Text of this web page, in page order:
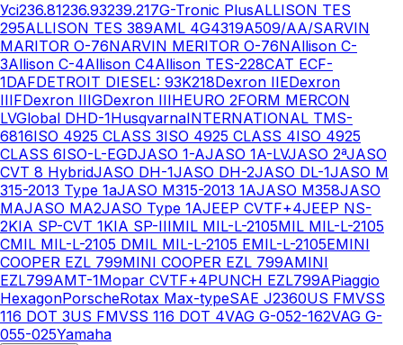
Усі236.81236.93239.217G-Tronic PlusALLISON TES
295ALLISON TES 389AML 4G4319A509/AA/SARVIN
MARITOR O-76NARVIN MERITOR O-76NAllison C-
3Allison C-4Allison C4Allison TES-228CAT ECF-
1DAFDETROIT DIESEL: 93K218Dexron IIEDexron
IIIFDexron IIIGDexron IIIHEURO 2FORM MERCON
LVGlobal DHD-1HusqvarnaINTERNATIONAL TMS-
6816ISO 4925 CLASS 3ISO 4925 CLASS 4ISO 4925
CLASS 6ISO-L-EGDJASO 1-AJASO 1A-LVJASO 2ªJASO
CVT 8 HybridJASO DH-1JASO DH-2JASO DL-1JASO M
315-2013 Type 1aJASO M315-2013 1AJASO M358JASO
MAJASO MA2JASO Type 1AJEEP CVTF+4JEEP NS-
2KIA SP-CVT 1KIA SP-IIIMIL MIL-L-2105MIL MIL-L-2105
CMIL MIL-L-2105 DMIL MIL-L-2105 EMIL-L-2105EMINI
COOPER EZL 799MINI COOPER EZL 799AMINI
EZL799AMT-1Mopar CVTF+4PUNCH EZL799APiaggio
HexagonPorscheRotax Max-typeSAE J2360US FMVSS
116 DOT 3US FMVSS 116 DOT 4VAG G-052-162VAG G-
055-025Yamaha